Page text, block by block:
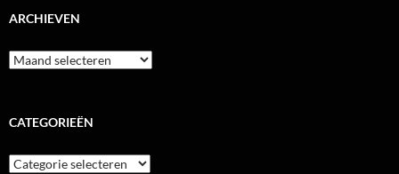
ARCHIEVEN
Archieven
CATEGORIEËN
Categorieën